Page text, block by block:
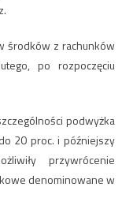
środków z rachunków
po rozpoczęciu
podwyżka
20 proc. i późniejszy
przywrócenie
denominowane w